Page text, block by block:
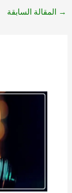
→ المقالة السابقة